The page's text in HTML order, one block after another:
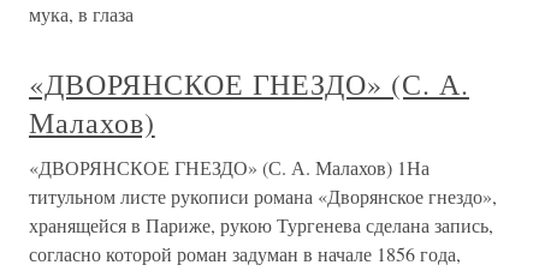
мука, в глаза
«ДВОРЯНСКОЕ ГНЕЗДО» (С. А.
Малахов)
«ДВОРЯНСКОЕ ГНЕЗДО» (С. А. Малахов) 1На
титульном листе рукописи романа «Дворянское гнездо»,
хранящейся в Париже, рукою Тургенева сделана запись,
согласно которой роман задуман в начале 1856 года,